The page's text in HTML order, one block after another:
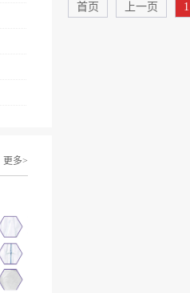
更多>
首页 上一页 1